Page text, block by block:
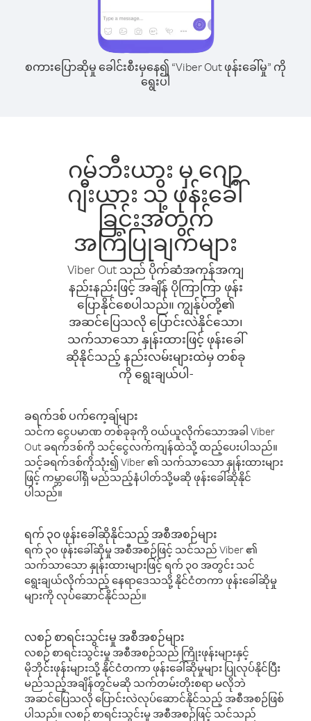
စကားပြောဆိုမှု ခေါင်းစီးမှနေ၍ “Viber Out ဖုန်းခေါ်မှု” ကို
ရွေးပါ
ဂမ်ဘီးယား မှ ဂျော့
ဂျီးယား သို့ ဖုန်းခေါ်
ခြင်းအတွက်
အကြံပြုချက်များ
Viber Out သည် ပိုက်ဆံအကုန်အကျ
နည်းနည်းဖြင့် အချိန် ပိုကြာကြာ ဖုန်း
ပြောနိုင်စေပါသည်။ ကျွန်ုပ်တို့၏
အဆင်ပြေသလို ပြောင်းလဲနိုင်သော၊
သက်သာသော နှုန်းထားဖြင့် ဖုန်းခေါ်
ဆိုနိုင်သည့် နည်းလမ်းများထဲမှ တစ်ခု
ကို ရွေးချယ်ပါ-
ခရက်ဒစ် ပက်ကေ့ချ်များ
သင်က ငွေပမာဏ တစ်ခုခုကို ဝယ်ယူလိုက်သောအခါ Viber
Out ခရက်ဒစ်ကို သင့်ငွေလက်ကျန်ထဲသို့ ထည့်ပေးပါသည်။
သင့်ခရက်ဒစ်ကိုသုံး၍ Viber ၏ သက်သာသော နှုန်းထားများ
ဖြင့် ကမ္ဘာပေါ်ရှိ မည်သည့်နံပါတ်သို့မဆို ဖုန်းခေါ်ဆိုနိုင်
ပါသည်။
ရက် ၃၀ ဖုန်းခေါ်ဆိုနိုင်သည့် အစီအစဉ်များ
ရက် ၃၀ ဖုန်းခေါ်ဆိုမှု အစီအစဉ်ဖြင့် သင်သည် Viber ၏
သက်သာသော နှုန်းထားများဖြင့် ရက် ၃၀ အတွင်း သင်
ရွေးချယ်လိုက်သည့် နေရာဒေသသို့ နိုင်ငံတကာ ဖုန်းခေါ်ဆိုမှု
များကို လုပ်ဆောင်နိုင်သည်။
လစဉ် စာရင်းသွင်းမှု အစီအစဉ်များ
လစဉ် စာရင်းသွင်းမှု အစီအစဉ်သည် ကြိုးဖုန်းများနှင့်
မိုဘိုင်းဖုန်းများသို့ နိုင်ငံတကာ ဖုန်းခေါ်ဆိုမှုများ ပြုလုပ်နိုင်ပြီး
မည်သည့်အချိန်တွင်မဆို သက်တမ်းတိုးစရာ မလိုဘဲ
အဆင်ပြေသလို ပြောင်းလဲလုပ်ဆောင်နိုင်သည့် အစီအစဉ်ဖြစ်
ပါသည်။ လစဉ် စာရင်းသွင်းမှု အစီအစဉ်ဖြင့် သင်သည်